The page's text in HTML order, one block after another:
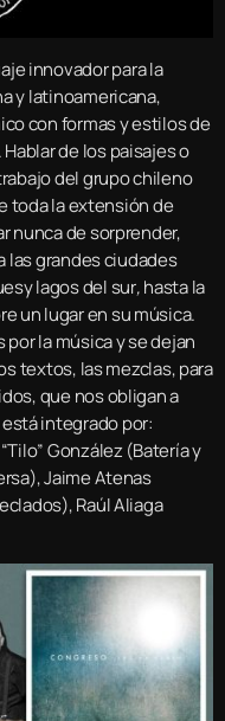
innovador para la
y latinoamericana,
con formas y estilos de
de los paisajes o
del grupo chileno
toda la extensión de
nunca de sorprender,
grandes ciudades
lagos del sur,hasta la
un lugar en su música.
la música y se dejan
textos, las mezclas, para
que nos obligan a
está integrado por:
González (Batería y
Jaime Atenas
Raúl Aliaga